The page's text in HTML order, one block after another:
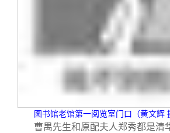
图书馆老馆第一阅览室门口（黄文辉
曹禺先生和原配夫人郑秀都是清